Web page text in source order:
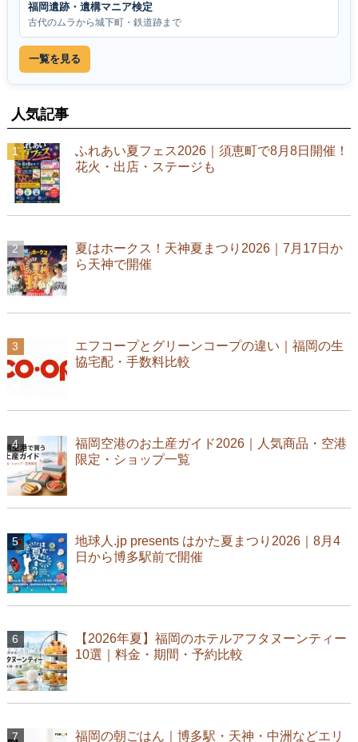
福岡遺跡・遺構マニア検定
古代のムラから城下町・鉄道跡まで
一覧を見る
人気記事
ふれあい夏フェス2026｜須恵町で8月8日開催！
花火・出店・ステージも
夏はホークス！天神夏まつり2026｜7月17日か
ら天神で開催
エフコープとグリーンコープの違い｜福岡の生
協宅配・手数料比較
福岡空港のお土産ガイド2026｜人気商品・空港
限定・ショップ一覧
地球人.jp presents はかた夏まつり2026｜8月4
日から博多駅前で開催
【2026年夏】福岡のホテルアフタヌーンティー
10選｜料金・期間・予約比較
福岡の朝ごはん｜博多駅・天神・中洲などエリ